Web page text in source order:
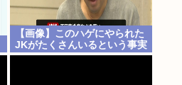
【画像】このハゲにやられた
JKがたくさんいるという事実